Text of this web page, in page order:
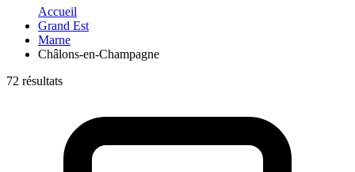
Accueil
Grand Est
Marne
Châlons-en-Champagne
72 résultats